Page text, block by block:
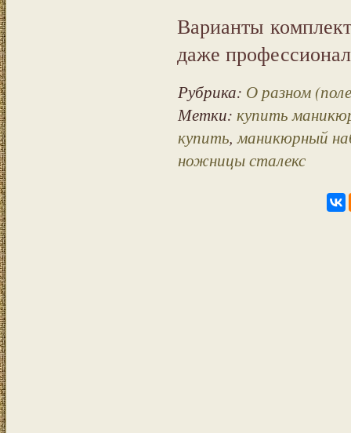
Варианты
даже
Рубрика: О разном
Метки: купить
купить,маникюрный
ножницы сталекс